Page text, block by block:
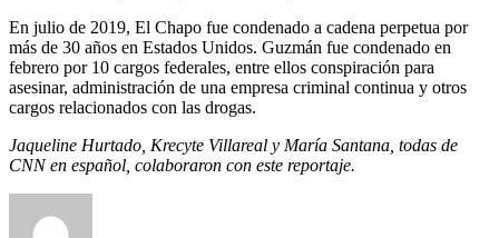
En julio de 2019, El Chapo fue condenado a cadena perpetua por
más de 30 años en Estados Unidos. Guzmán fue condenado en
febrero por 10 cargos federales, entre ellos conspiración para
asesinar, administración de una empresa criminal continua y otros
cargos relacionados con las drogas.
Jaqueline Hurtado, Krecyte Villareal y María Santana, todas de
CNN en español, colaboraron con este reportaje.